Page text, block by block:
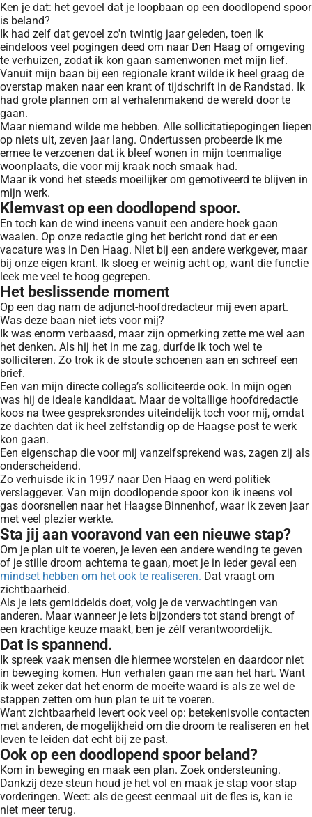
Ken je dat: het gevoel dat je loopbaan op een doodlopend spoor
is beland?
Ik had zelf dat gevoel zo'n twintig jaar geleden, toen ik
eindeloos veel pogingen deed om naar Den Haag of omgeving
te verhuizen, zodat ik kon gaan samenwonen met mijn lief.
Vanuit mijn baan bij een regionale krant wilde ik heel graag de
overstap maken naar een krant of tijdschrift in de Randstad. Ik
had grote plannen om al verhalenmakend de wereld door te
gaan.
Maar niemand wilde me hebben. Alle sollicitatiepogingen liepen
op niets uit, zeven jaar lang. Ondertussen probeerde ik me
ermee te verzoenen dat ik bleef wonen in mijn toenmalige
woonplaats, die voor mij kraak noch smaak had.
Maar ik vond het steeds moeilijker om gemotiveerd te blijven in
mijn werk.
Klemvast op een doodlopend spoor.
En toch kan de wind ineens vanuit een andere hoek gaan
waaien. Op onze redactie ging het bericht rond dat er een
vacature was in Den Haag. Niet bij een andere werkgever, maar
bij onze eigen krant. Ik sloeg er weinig acht op, want die functie
leek me veel te hoog gegrepen.
Het beslissende moment
Op een dag nam de adjunct-hoofdredacteur mij even apart.
Was deze baan niet iets voor mij?
Ik was enorm verbaasd, maar zijn opmerking zette me wel aan
het denken. Als hij het in me zag, durfde ik toch wel te
solliciteren. Zo trok ik de stoute schoenen aan en schreef een
brief.
Een van mijn directe collega’s solliciteerde ook. In mijn ogen
was hij de ideale kandidaat. Maar de voltallige hoofdredactie
koos na twee gespreksrondes uiteindelijk toch voor mij, omdat
ze dachten dat ik heel zelfstandig op de Haagse post te werk
kon gaan.
Een eigenschap die voor mij vanzelfsprekend was, zagen zij als
onderscheidend.
Zo verhuisde ik in 1997 naar Den Haag en werd politiek
verslaggever. Van mijn doodlopende spoor kon ik ineens vol
gas doorsnellen naar het Haagse Binnenhof, waar ik zeven jaar
met veel plezier werkte.
Sta jij aan vooravond van een nieuwe stap?
Om je plan uit te voeren, je leven een andere wending te geven
of je stille droom achterna te gaan, moet je in ieder geval een
mindset hebben om het ook te realiseren. Dat vraagt om
zichtbaarheid.
Als je iets gemiddelds doet, volg je de verwachtingen van
anderen. Maar wanneer je iets bijzonders tot stand brengt of
een krachtige keuze maakt, ben je zélf verantwoordelijk.
Dat is spannend.
Ik spreek vaak mensen die hiermee worstelen en daardoor niet
in beweging komen. Hun verhalen gaan me aan het hart. Want
ik weet zeker dat het enorm de moeite waard is als ze wel de
stappen zetten om hun plan te uit te voeren.
Want zichtbaarheid levert ook veel op: betekenisvolle contacten
met anderen, de mogelijkheid om die droom te realiseren en het
leven te leiden dat echt bij ze past.
Ook op een doodlopend spoor beland?
Kom in beweging en maak een plan. Zoek ondersteuning.
Dankzij deze steun houd je het vol en maak je stap voor stap
vorderingen. Weet: als de geest eenmaal uit de fles is, kan ie
niet meer terug.